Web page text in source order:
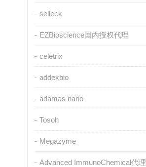
selleck
EZBioscience国内授权代理
celetrix
addexbio
adamas nano
Tosoh
Megazyme
Advanced ImmunoChemical代理